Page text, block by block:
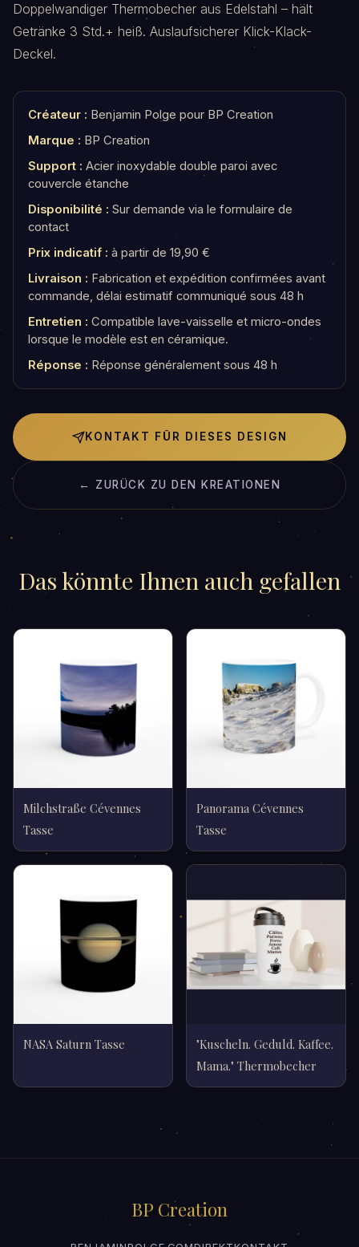
Doppelwandiger Thermobecher aus Edelstahl – hält
Getränke 3 Std.+ heiß. Auslaufsicherer Klick-Klack-
Deckel.
Créateur : Benjamin Polge pour BP Creation
Marque : BP Creation
Support : Acier inoxydable double paroi avec
couvercle étanche
Disponibilité : Sur demande via le formulaire de
contact
Prix indicatif : à partir de 19,90 €
Livraison : Fabrication et expédition confirmées avant
commande, délai estimatif communiqué sous 48 h
Entretien : Compatible lave-vaisselle et micro-ondes
lorsque le modèle est en céramique.
Réponse : Réponse généralement sous 48 h
KONTAKT FÜR DIESES DESIGN
← ZURÜCK ZU DEN KREATIONEN
Das könnte Ihnen auch gefallen
Milchstraße Cévennes
Tasse
Panorama Cévennes
Tasse
NASA Saturn Tasse
"Kuscheln. Geduld. Kaffee.
Mama." Thermobecher
BP Creation